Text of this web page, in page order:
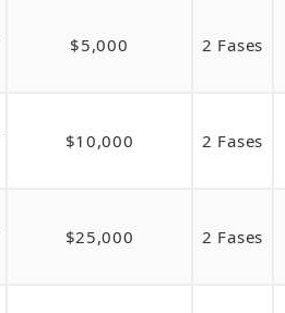
$5,000 2 Fases
$10,000 2 Fases
$25,000 2 Fases